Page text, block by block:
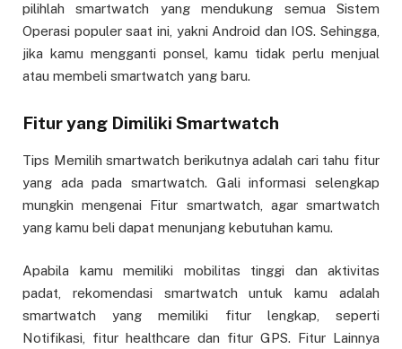
pilihlah smartwatch yang mendukung semua Sistem
Operasi populer saat ini, yakni Android dan IOS. Sehingga,
jika kamu mengganti ponsel, kamu tidak perlu menjual
atau membeli smartwatch yang baru.
Fitur yang Dimiliki Smartwatch
Tips Memilih smartwatch berikutnya adalah cari tahu fitur
yang ada pada smartwatch. Gali informasi selengkap
mungkin mengenai Fitur smartwatch, agar smartwatch
yang kamu beli dapat menunjang kebutuhan kamu.
Apabila kamu memiliki mobilitas tinggi dan aktivitas
padat, rekomendasi smartwatch untuk kamu adalah
smartwatch yang memiliki fitur lengkap, seperti
Notifikasi, fitur healthcare dan fitur GPS. Fitur Lainnya